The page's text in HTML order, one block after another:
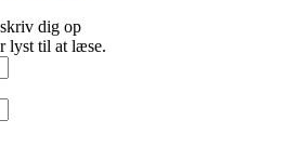
dig op
lyst til at læse.